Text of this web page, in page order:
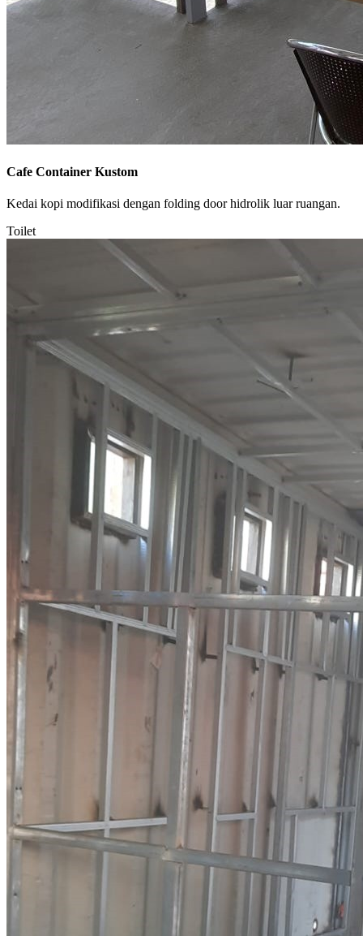
Cafe Container Kustom
Kedai kopi modifikasi dengan folding door hidrolik luar ruangan.
Toilet